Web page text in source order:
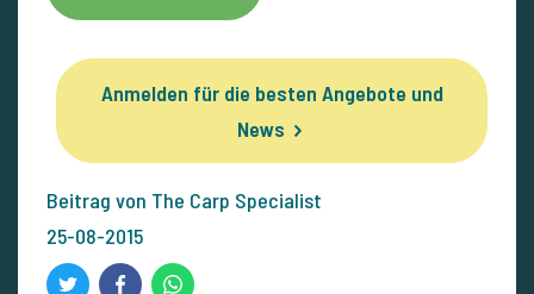
Anmelden für die besten Angebote und
News
Beitrag von The Carp Specialist
25-08-2015